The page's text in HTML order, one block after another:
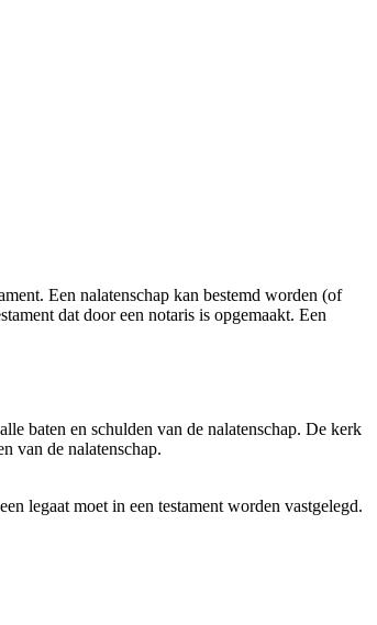
Een nalatenschap kan bestemd worden (of
dat door een notaris is opgemaakt. Een
baten en schulden van de nalatenschap. De kerk
van de nalatenschap.
legaat moet in een testament worden vastgelegd.